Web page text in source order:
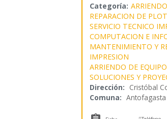
Categoría:
REPARACION DE
SERVICIO TECNICO
COMPUTACION E
MANTENIMIENTO Y
IMPRESION
ARRIENDO DE
SOLUCIONES Y
Dirección: Cristóbal
Comuna: Antofagasta